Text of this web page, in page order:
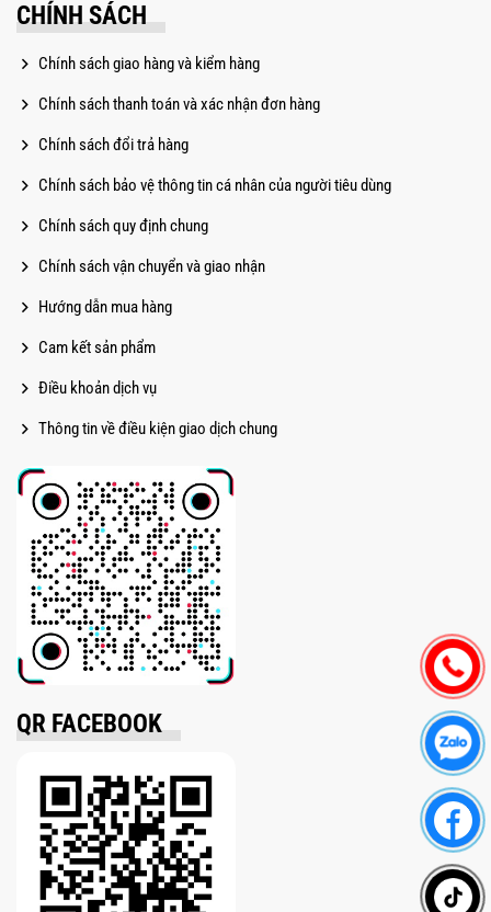
CHÍNH SÁCH
Chính sách giao hàng và kiểm hàng
Chính sách thanh toán và xác nhận đơn hàng
Chính sách đổi trả hàng
Chính sách bảo vệ thông tin cá nhân của người tiêu dùng
Chính sách quy định chung
Chính sách vận chuyển và giao nhận
Hướng dẫn mua hàng
Cam kết sản phẩm
Điều khoản dịch vụ
Thông tin về điều kiện giao dịch chung
QR FACEBOOK